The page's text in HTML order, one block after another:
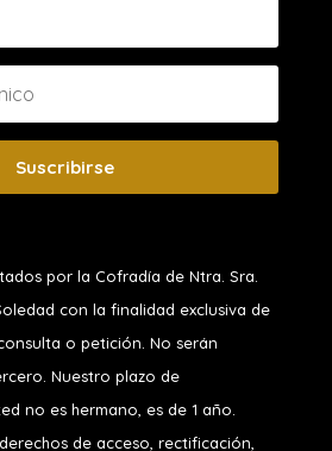
Suscribirse
por la Cofradía de Ntra. Sra.
con la finalidad exclusiva de
o petición. No serán
Nuestro plazo de
no es hermano, es de 1 año.
de acceso, rectificación,